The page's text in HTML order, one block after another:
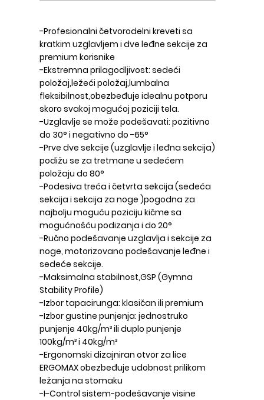
-Profesionalni četvorodelni kreveti sa
kratkim uzglavljem i dve leđne sekcije za
premium korisnike
-Ekstremna prilagodljivost: sedeći
položaj,ležeći položaj,lumbalna
fleksibilnost,obezbeđuje idealnu potporu
skoro svakoj mogućoj poziciji tela.
-Uzglavlje se može podešavati: pozitivno
do 30° i negativno do -65°
-Prve dve sekcije (uzglavlje i leđna sekcija)
podižu se za tretmane u sedećem
položaju do 80°
-Podesiva treća i četvrta sekcija (sedeća
sekcija i sekcija za noge )pogodna za
najbolju moguću poziciju kičme sa
mogućnošću podizanja i do 20°
-Ručno podešavanje uzglavlja i sekcije za
noge, motorizovano podešavanje leđne i
sedeće sekcije.
-Maksimalna stabilnost,GSP (Gymna
Stability Profile)
-Izbor tapacirunga: klasičan ili premium
-Izbor gustine punjenja: jednostruko
punjenje 40kg/m³ ili duplo punjenje
100kg/m³ i 40kg/m³
-Ergonomski dizajniran otvor za lice
ERGOMAX obezbeđuje udobnost prilikom
ležanja na stomaku
-I-Control sistem-podešavanje visine